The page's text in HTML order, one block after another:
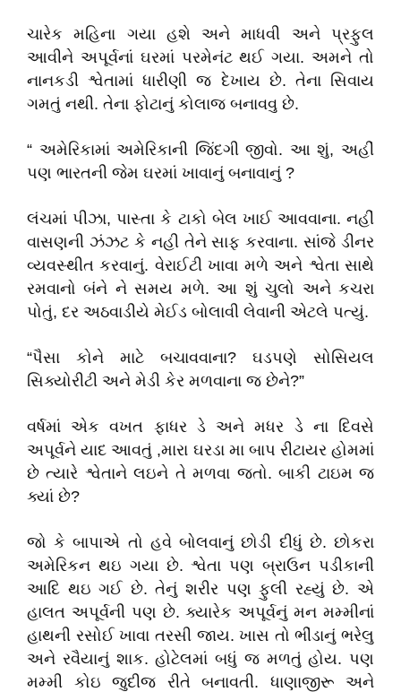
ચારેક મહિના ગયા હશે અને માધવી અને પ્રફુલ
આવીને અપૂર્વનાં ઘરમાં પરમેનંટ થઈ ગયા. અમને તો
નાનકડી શ્વેતામાં ધારીણી જ દેખાય છે. તેના સિવાય
ગમતું નથી. તેના ફોટાનું કોલાજ બનાવવુ છે.
“ અમેરિકામાં અમેરિકાની જિંદગી જીવો. આ શું, અહીં
પણ ભારતની જેમ ઘરમાં ખાવાનું બનાવાનું ?
લંચમાં પીઝા, પાસ્તા કે ટાકો બેલ ખાઈ આવવાના. નહીં
વાસણની ઝંઝટ કે નહી તેને સાફ કરવાના. સાંજે ડીનર
વ્યવસ્થીત કરવાનું. વેરાઈટી ખાવા મળે અને શ્વેતા સાથે
રમવાનો બંને ને સમય મળે. આ શું ચુલો અને કચરા
પોતું, દર અઠવાડીયે મેઈડ બોલાવી લેવાની એટલે પત્યું.
“પૈસા કોને માટે બચાવવાના? ઘડપણે સોસિયલ
સિક્યોરીટી અને મેડી કેર મળવાના જ છેને?”
વર્ષમાં એક વખત ફાધર ડે અને મધર ડે ના દિવસે
અપૂર્વને યાદ આવતું ,મારા ઘરડા મા બાપ રીટાયર હોમમાં
છે ત્યારે શ્વેતાને લઇને તે મળવા જતો. બાકી ટાઇમ જ
ક્યાં છે?
જો કે બાપાએ તો હવે બોલવાનું છોડી દીધું છે. છોકરા
અમેરિકન થઇ ગયા છે. શ્વેતા પણ બ્રાઉન પડીકાની
આદિ થઇ ગઈ છે. તેનું શરીર પણ ફુલી રહ્યું છે. એ
હાલત અપૂર્વની પણ છે. ક્યારેક અપૂર્વનું મન મમ્મીનાં
હાથની રસોઈ ખાવા તરસી જાય. ખાસ તો ભીંડાનું ભરેલુ
અને રવૈયાનું શાક. હોટેલમાં બધું જ મળતું હોય. પણ
મમ્મી કોઇ જુદીજ રીતે બનાવતી. ધાણાજીરૂ અને